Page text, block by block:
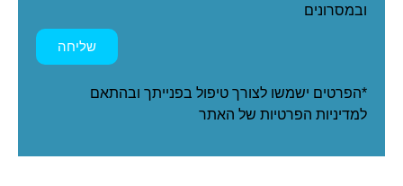
ובמסרונים
שליחה
*הפרטים ישמשו לצורך טיפול בפנייתך ובהתאם
למדיניות הפרטיות של האתר